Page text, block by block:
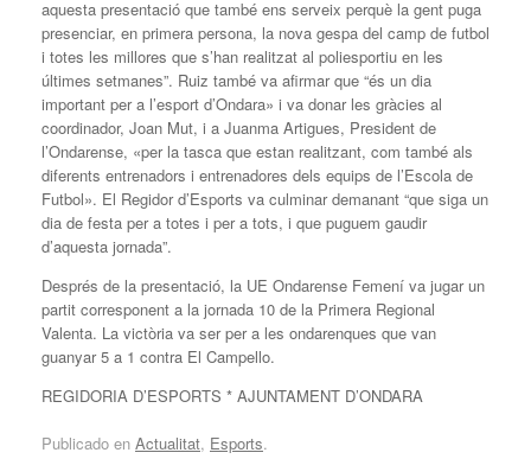
aquesta presentació que també ens serveix perquè la gent puga
presenciar, en primera persona, la nova gespa del camp de futbol
i totes les millores que s’han realitzat al poliesportiu en les
últimes setmanes”. Ruiz també va afirmar que “és un dia
important per a l’esport d’Ondara» i va donar les gràcies al
coordinador, Joan Mut, i a Juanma Artigues, President de
l’Ondarense, «per la tasca que estan realitzant, com també als
diferents entrenadors i entrenadores dels equips de l’Escola de
Futbol». El Regidor d’Esports va culminar demanant “que siga un
dia de festa per a totes i per a tots, i que puguem gaudir
d’aquesta jornada”.
Després de la presentació, la UE Ondarense Femení va jugar un
partit corresponent a la jornada 10 de la Primera Regional
Valenta. La victòria va ser per a les ondarenques que van
guanyar 5 a 1 contra El Campello.
REGIDORIA D’ESPORTS * AJUNTAMENT D’ONDARA
Publicado en Actualitat, Esports.